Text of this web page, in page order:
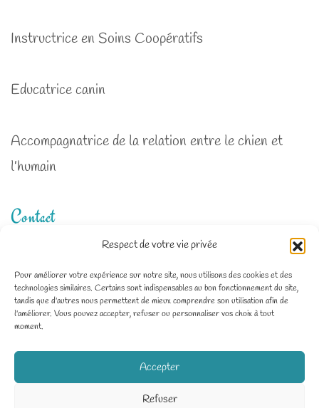
Respect de votre vie privée
Pour améliorer votre expérience sur notre site, nous utilisons des cookies et des
technologies similaires. Certains sont indispensables au bon fonctionnement du site,
tandis que d'autres nous permettent de mieux comprendre son utilisation afin de
l'améliorer. Vous pouvez accepter, refuser ou personnaliser vos choix à tout
moment.
Accepter
Refuser
Instructrice en Soins Coopératifs
Educatrice canin
Accompagnatrice de la relation entre le chien et
l’humain
Contact
Zone d'intervention : Deux-Sèvres, Charente-
Maritime, Vienne
06 64 20 89 55
Dico.Dog79@gmail.com